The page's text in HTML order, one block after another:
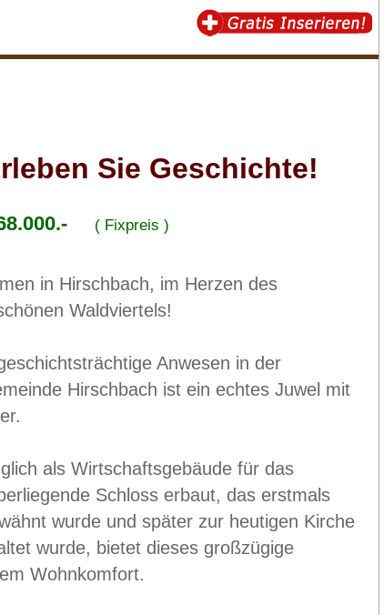
Sie Geschichte!
( Fixpreis )
in Hirschbach, im Herzen des
Waldviertels!
Anwesen in der
Hirschbach ist ein echtes Juwel mit
als Wirtschaftsgebäude für das
Schloss erbaut, das erstmals
wurde und später zur heutigen Kirche
wurde, bietet dieses großzügige
Wohnkomfort.